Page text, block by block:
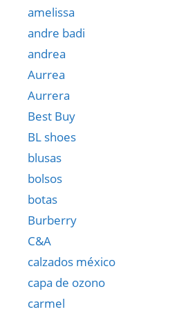
amelissa
andre badi
andrea
Aurrea
Aurrera
Best Buy
BL shoes
blusas
bolsos
botas
Burberry
C&A
calzados méxico
capa de ozono
carmel